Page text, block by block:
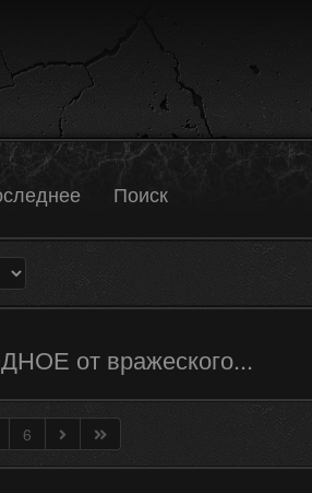
Поиск
от вражеского...
6